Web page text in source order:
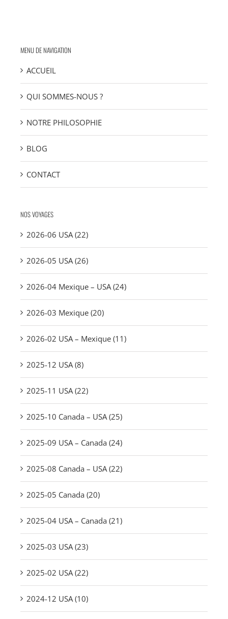
MENU DE NAVIGATION
ACCUEIL
QUI SOMMES-NOUS ?
NOTRE PHILOSOPHIE
BLOG
CONTACT
NOS VOYAGES
2026-06 USA (22)
2026-05 USA (26)
2026-04 Mexique – USA (24)
2026-03 Mexique (20)
2026-02 USA – Mexique (11)
2025-12 USA (8)
2025-11 USA (22)
2025-10 Canada – USA (25)
2025-09 USA – Canada (24)
2025-08 Canada – USA (22)
2025-05 Canada (20)
2025-04 USA – Canada (21)
2025-03 USA (23)
2025-02 USA (22)
2024-12 USA (10)